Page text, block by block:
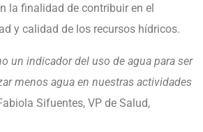
la finalidad de contribuir en el
y calidad de los recursos hídricos.
un indicador del uso de agua para ser
menos agua en nuestras actividades
Sifuentes, VP de Salud,